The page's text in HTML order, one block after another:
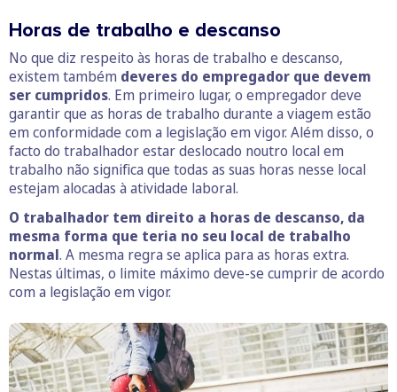
Horas de trabalho e descanso
No que diz respeito às horas de trabalho e descanso,
existem também deveres do empregador que devem
ser cumpridos. Em primeiro lugar, o empregador deve
garantir que as horas de trabalho durante a viagem estão
em conformidade com a legislação em vigor. Além disso, o
facto do trabalhador estar deslocado noutro local em
trabalho não significa que todas as suas horas nesse local
estejam alocadas à atividade laboral.
O trabalhador tem direito a horas de descanso, da
mesma forma que teria no seu local de trabalho
normal. A mesma regra se aplica para as horas extra.
Nestas últimas, o limite máximo deve-se cumprir de acordo
com a legislação em vigor.